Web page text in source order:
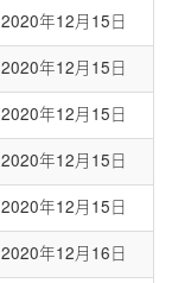
2020年12月15日
2020年12月15日
2020年12月15日
2020年12月15日
2020年12月15日
2020年12月16日